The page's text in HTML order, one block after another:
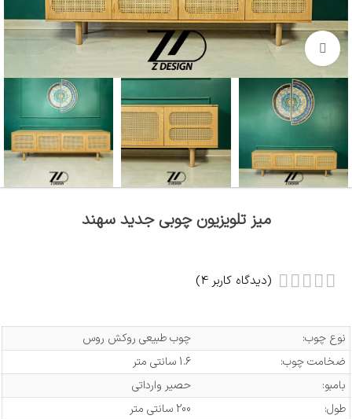
بزرگنمایی تصویر
میز تلویزیون چوبی جدید سهند
(دیدگاه کاربر 4
)
نوع چوب:
چوب طبیعی روکش روس
ضخامت چوب:
1.6 سانتی متر
بامبو:
حصیر وارداتی
طول:
200 سانتی متر